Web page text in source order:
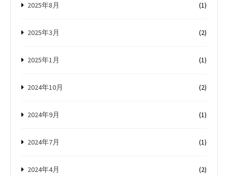
2025年8月 (1)
2025年3月 (2)
2025年1月 (1)
2024年10月 (2)
2024年9月 (1)
2024年7月 (1)
2024年4月 (2)